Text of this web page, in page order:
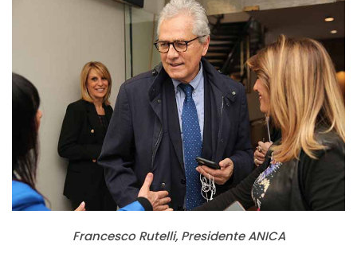
Francesco Rutelli, Presidente ANICA